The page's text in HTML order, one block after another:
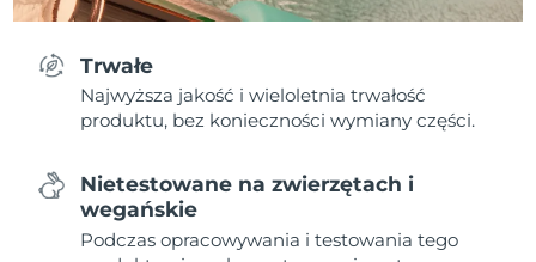
Trwałe
Najwyższa jakość i wieloletnia trwałość
produktu, bez konieczności wymiany części.
Nietestowane na zwierzętach i
wegańskie
Podczas opracowywania i testowania tego